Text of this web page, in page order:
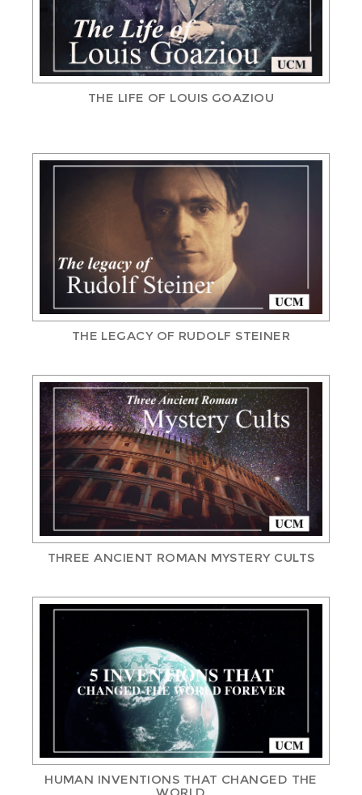
THE LIFE OF LOUIS GOAZIOU
THE LEGACY OF RUDOLF STEINER
THREE ANCIENT ROMAN MYSTERY CULTS
HUMAN INVENTIONS THAT CHANGED THE